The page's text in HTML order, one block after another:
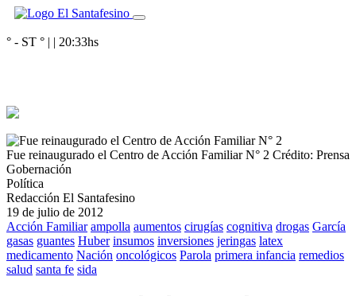
° - ST ° | | 20:33hs
Fue reinaugurado el Centro de Acción Familiar N° 2 Crédito: Prensa
Gobernación
Política
Redacción El Santafesino
19 de julio de 2012
Acción Familiar ampolla aumentos cirugías cognitiva drogas García
gasas guantes Huber insumos inversiones jeringas latex
medicamento Nación oncológicos Parola primera infancia remedios
salud santa fe sida